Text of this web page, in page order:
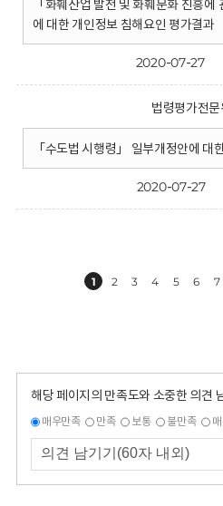
「화훼산업 발전 및 화훼문화 진흥
에 대한 개인정보 침해요인 평가결과
2020-07-27
법령평가전문
「수도법 시행령」 일부개정안에 대
2020-07-27
1 2 3 4 5 6 7
해당 페이지의 만족도와 소중한 의견
매우만족 만족 보통 불만족